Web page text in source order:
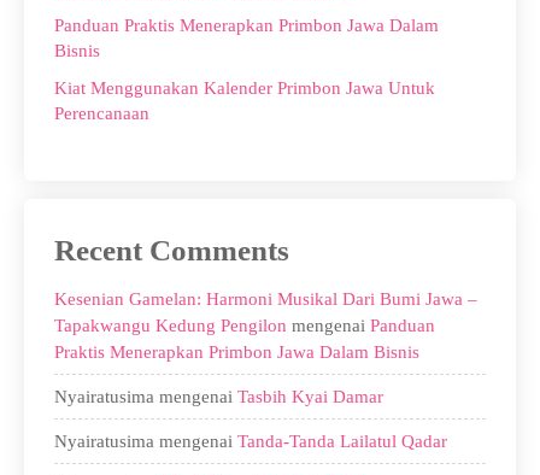
Panduan Praktis Menerapkan Primbon Jawa Dalam
Bisnis
Kiat Menggunakan Kalender Primbon Jawa Untuk
Perencanaan
Recent Comments
Kesenian Gamelan: Harmoni Musikal Dari Bumi Jawa –
Tapakwangu Kedung Pengilon mengenai Panduan
Praktis Menerapkan Primbon Jawa Dalam Bisnis
Nyairatusima mengenai Tasbih Kyai Damar
Nyairatusima mengenai Tanda-Tanda Lailatul Qadar